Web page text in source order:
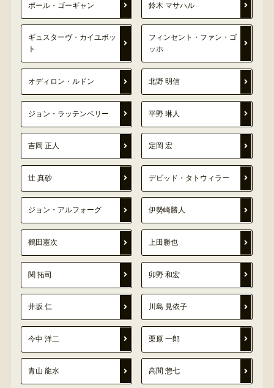
ポール・ゴーギャン 鈴木 マサハル
ギュスターヴ・カイユボッ
ト
フィンセント・ファン・ゴ
ッホ
オディロン・ルドン 北野 明信
ジョン・ラッテンベリー 平野 琳人
吉岡 正人 定岡 宏
辻 真砂 デビッド・タトウィラー
ジョン・アルフォーグ 伊勢崎勝人
鶴田憲次 上田勝也
関 拓司 卯野 和宏
井坂 仁 川島 見依子
今中 洋二 栗原 一郎
青山 龍水 高間 惣七